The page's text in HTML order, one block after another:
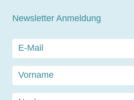
Newsletter Anmeldung